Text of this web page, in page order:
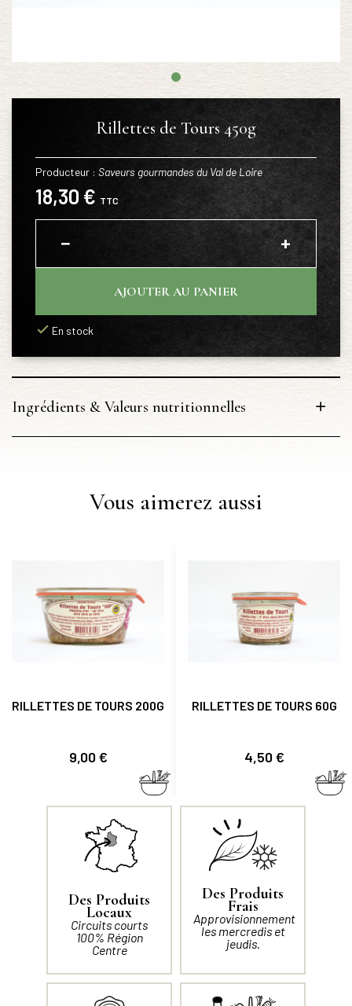
Rillettes de Tours 450g
Producteur : Saveurs gourmandes du Val de Loire
18,30 € TTC
− +
AJOUTER AU PANIER
En stock
Ingrédients & Valeurs nutritionnelles
Vous aimerez aussi
RILLETTES DE TOURS 200G
Prix
9,00 €
RILLETTES DE TOURS 60G
Prix
4,50 €
Des Produits
Locaux
Circuits courts
100% Région
Centre
Des Produits
Frais
Approvisionnement
les mercredis et
jeudis.